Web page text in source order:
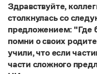
Статьи
Монологи
Интервью
Лекции и подкасты
Рекомендуем
понятий, представлен
илюдология (от лат.
О «правильном»
если оно
словарях русского
словарной фиксацией
Здравствуйте,
столкнулась со
предложением: "Где
помни о своих
учили, что если
части сложного